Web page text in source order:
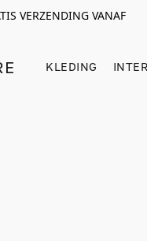
VERZENDING VANAF
KLEDING